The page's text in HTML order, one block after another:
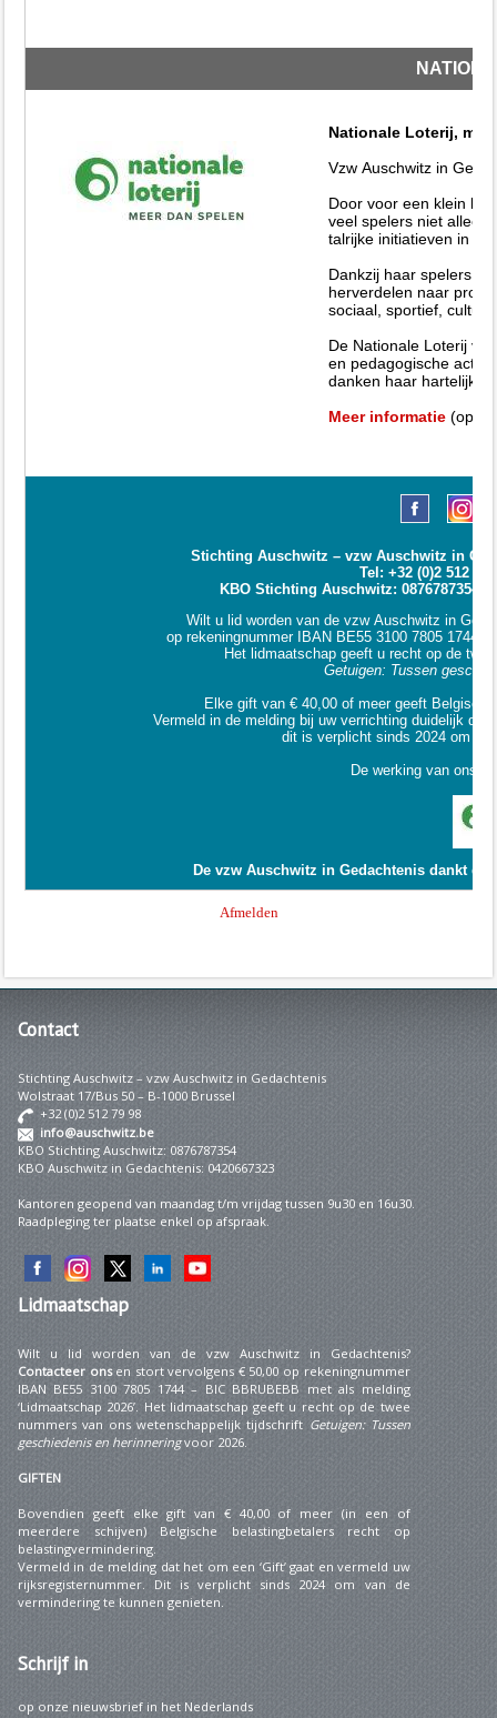
Contact
Stichting Auschwitz – vzw Auschwitz in Gedachtenis
Wolstraat 17/Bus 50 – B-1000 Brussel
+32 (0)2 512 79 98
info@auschwitz.be
KBO Stichting Auschwitz: 0876787354
KBO Auschwitz in Gedachtenis: 0420667323
Kantoren geopend van maandag t/m vrijdag tussen 9u30 en 16u30.
Raadpleging ter plaatse enkel op afspraak.
Lidmaatschap
Wilt u lid worden van de vzw Auschwitz in Gedachtenis?
Contacteer onsen stort vervolgens € 50,00 op rekeningnummer
IBAN BE55 3100 7805 1744 – BIC BBRUBEBB met als melding
‘Lidmaatschap 2026’. Het lidmaatschap geeft u recht op de twee
nummers van ons wetenschappelijk tijdschrift Getuigen: Tussen
geschiedenis en herinneringvoor 2026.
GIFTEN
Bovendien geeft elke gift van € 40,00 of meer (in een of
meerdere schijven) Belgische belastingbetalers recht op
belastingvermindering.
Vermeld in de melding dat het om een ‘Gift’ gaat en vermeld uw
rijksregisternummer. Dit is verplicht sinds 2024 om van de
vermindering te kunnen genieten.
Schrijfin
op onze nieuwsbrief in het Nederlands